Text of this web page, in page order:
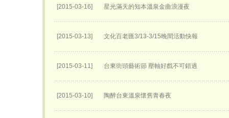
[2015-03-16] 星光滿天的知本溫泉金曲浪漫夜
[2015-03-13] 文化百老匯3/13-3/15晚間活動快報
[2015-03-11] 台東街頭藝術節 壓軸好戲不可錯過
[2015-03-10] 陶醉台東溫泉懷舊青春夜